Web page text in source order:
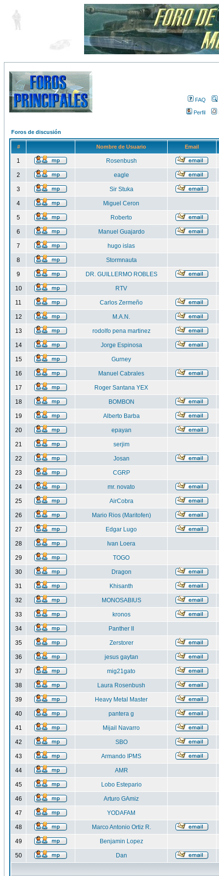
FAQ
Perfil
Foros de discusión
# Nombre de Usuario Email
1 Rosenbush
2 eagle
3 Sir Stuka
4 Miguel Ceron
5 Roberto
6 Manuel Guajardo
7 hugo islas
8 Stormnauta
9 DR. GUILLERMO ROBLES
10 RTV
11 Carlos Zermeño
12 M.A.N.
13 rodolfo pena martinez
14 Jorge Espinosa
15 Gurney
16 Manuel Cabrales
17 Roger Santana YEX
18 BOMBON
19 Alberto Barba
20 epayan
21 serjim
22 Josan
23 CGRP
24 mr. novato
25 AirCobra
26 Mario Rios (Maritofen)
27 Edgar Lugo
28 Ivan Loera
29 TOGO
30 Dragon
31 Khisanth
32 MONOSABIUS
33 kronos
34 Panther II
35 Zerstorer
36 jesus gaytan
37 mig21gato
38 Laura Rosenbush
39 Heavy Metal Master
40 pantera g
41 Mijail Navarro
42 SBO
43 Armando IPMS
44 AMR
45 Lobo Estepario
46 Arturo GAmiz
47 YODAFAM
48 Marco Antonio Ortiz R.
49 Benjamin Lopez
50 Dan